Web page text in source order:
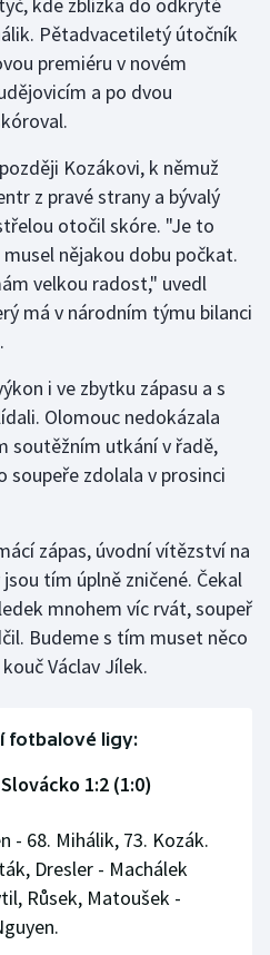
kde zblízka do odkryté
Pětadvacetiletý útočník
premiéru v novém
a po dvou
Kozákovi, k němuž
z pravé strany a bývalý
otočil skóre. "Je to
nějakou dobu počkat.
velkou radost," uvedl
má v národním týmu bilanci
i ve zbytku zápasu a s
Olomouc nedokázala
soutěžním utkání v řadě,
soupeře zdolala v prosinci
zápas, úvodní vítězství na
tím úplně zničené. Čekal
mnohem víc rvát, soupeř
Budeme s tím muset něco
Václav Jílek.
fotbalové ligy:
1:2 (1:0)
- 68. Mihálik, 73. Kozák.
Dresler - Machálek
Růsek, Matoušek -